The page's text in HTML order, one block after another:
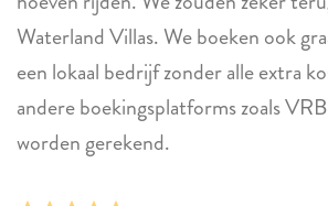
Waterland Villas. We boeken ook
een lokaal bedrijf zonder alle extra
andere boekingsplatforms zoals
worden gerekend.